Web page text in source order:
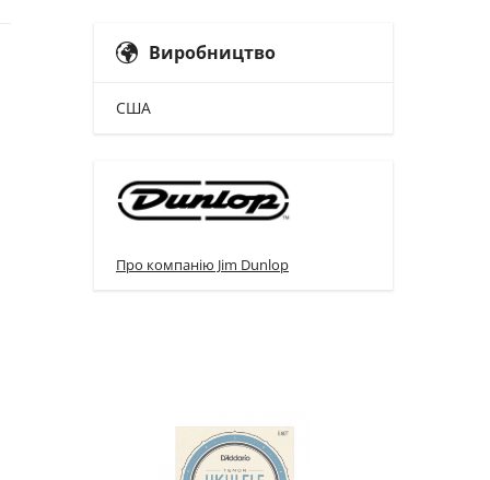
Виробництво
США
Про компанію Jim Dunlop